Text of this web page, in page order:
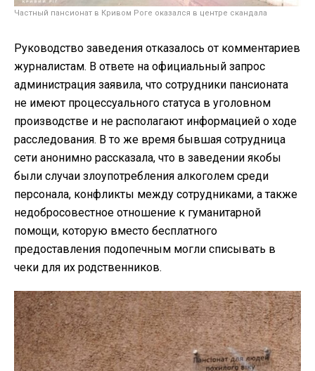
Частный пансионат в Кривом Роге оказался в центре скандала
Руководство заведения отказалось от комментариев
журналистам. В ответе на официальный запрос
администрация заявила, что сотрудники пансионата
не имеют процессуального статуса в уголовном
производстве и не располагают информацией о ходе
расследования. В то же время бывшая сотрудница
сети анонимно рассказала, что в заведении якобы
были случаи злоупотребления алкоголем среди
персонала, конфликты между сотрудниками, а также
недобросовестное отношение к гуманитарной
помощи, которую вместо бесплатного
предоставления подопечным могли списывать в
чеки для их родственников.